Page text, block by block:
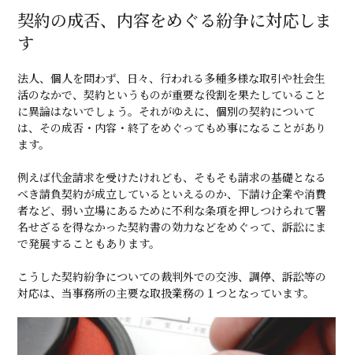
契約の成否、内容をめぐる紛争に対応しま
す
法人、個人を問わず、日々、行われる多種多様な取引や社会生
活のなかで、契約というものが重要な役割を果たしていること
に異論はないでしょう。それがゆえに、個別の契約について
は、その成否・内容・終了をめぐってもめ事になることがあり
ます。
例えば代金請求を受けたけれども、そもそも請求の基礎となる
べき請負契約が成立しているといえるのか、下請け企業や消費
者など、弱い立場にあるために不利な条項を押しつけられて署
名せざるを得なかった契約書の効力などをめぐって、訴訟にま
で発展することもあります。
こうした契約紛争についての裁判外での交渉、調停、訴訟等の
対応は、当事務所の主要な取扱業務の１つとなっています。